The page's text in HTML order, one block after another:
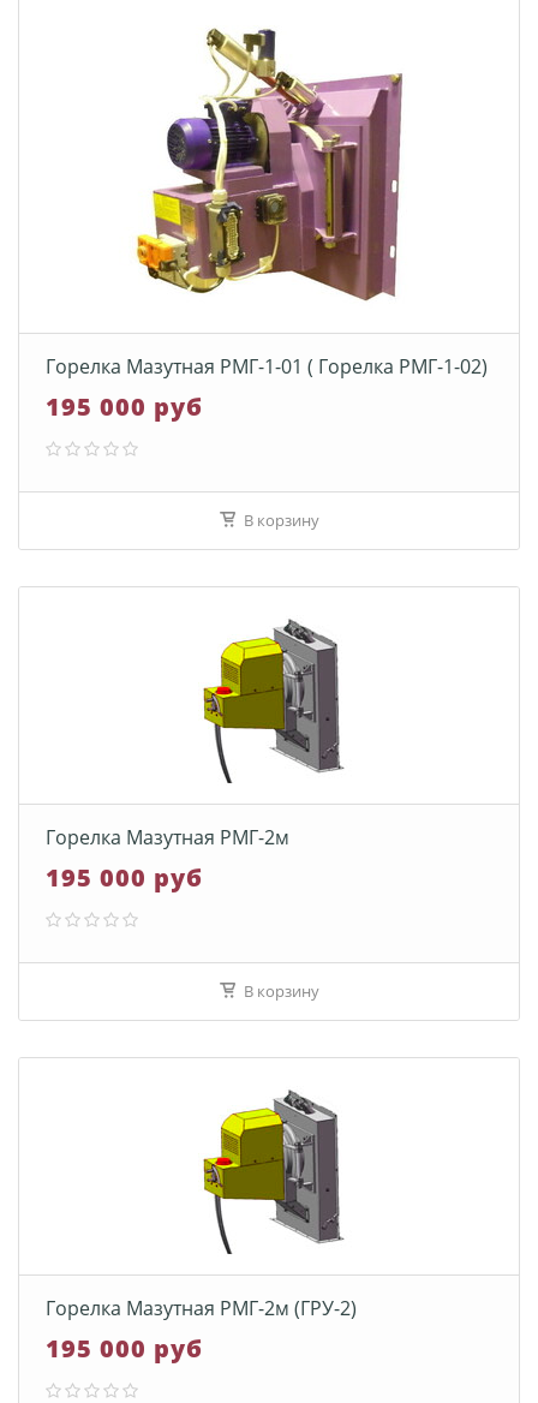
Горелка Мазутная РМГ-1-01 ( Горелка РМГ-1-02)
195 000 руб
В корзину
Горелка Мазутная РМГ-2м
195 000 руб
В корзину
Горелка Мазутная РМГ-2м (ГРУ-2)
195 000 руб